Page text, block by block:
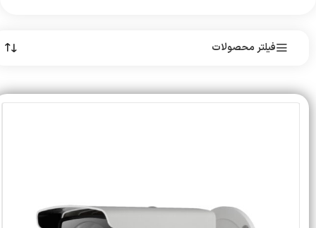
فیلتر محصولات